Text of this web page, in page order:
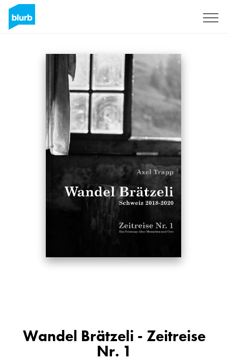
Wandel Brätzeli - Zeitreise
Nr. 1